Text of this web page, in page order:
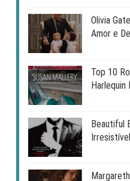
Olivia
Amor e
Top 10
Harlequin
Beautiful